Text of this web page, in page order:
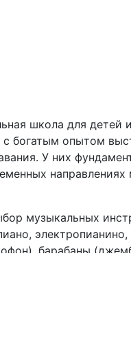
школа для детей
богатым опытом
У них
музыкальных
барабаны